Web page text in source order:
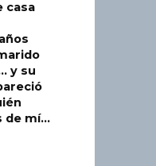
casa
y su
de mí…